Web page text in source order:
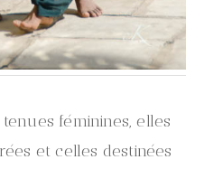
féminines, elles
et celles destinées